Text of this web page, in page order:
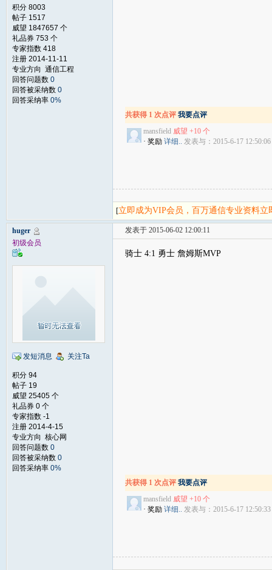
积分 8003
帖子 1517
威望 1847657 个
礼品券 753 个
专家指数 418
注册 2014-11-11
专业方向 通信工程
回答问题数 0
回答被采纳数 0
回答采纳率 0%
共获得 1 次点评 我要点评
mansfield 威望 +10 个
· 奖励 详细.. 发表与：2015-6-17 12:50:06
[立即成为VIP会员，百万通信专业资料
huger
初级会员
发短消息 关注Ta
积分 94
帖子 19
威望 25405 个
礼品券 0 个
专家指数 -1
注册 2014-4-15
专业方向 核心网
回答问题数 0
回答被采纳数 0
回答采纳率 0%
发表于 2015-06-02 12:00:11
骑士 4:1 勇士 詹姆斯MVP
共获得 1 次点评 我要点评
mansfield 威望 +10 个
· 奖励 详细.. 发表与：2015-6-17 12:50:33